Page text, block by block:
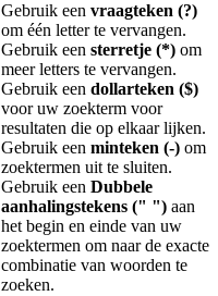
Gebruik een vraagteken (?)
om één letter te vervangen.
Gebruik een sterretje (*) om
meer letters te vervangen.
Gebruik een dollarteken ($)
voor uw zoekterm voor
resultaten die op elkaar lijken.
Gebruik een minteken (-) om
zoektermen uit te sluiten.
Gebruik een Dubbele
aanhalingstekens (" ") aan
het begin en einde van uw
zoektermen om naar de exacte
combinatie van woorden te
zoeken.